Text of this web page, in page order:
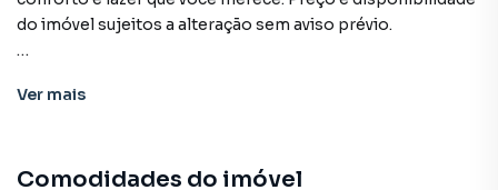
do imóvel sujeitos a alteração sem aviso prévio.
• Elevador social
• Status: Em construção
Ver mais
Comodidades do imóvel